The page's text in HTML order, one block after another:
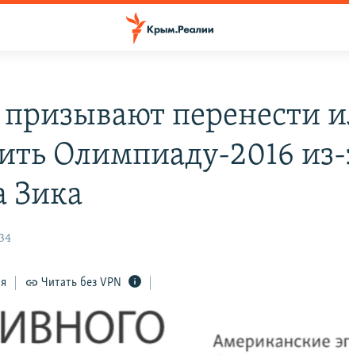
перенести
Олимпиаду-2016 из-
Зика
Читать без VPN